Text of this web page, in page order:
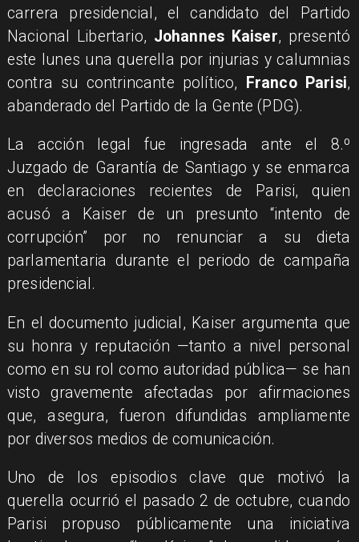
carrera presidencial, el candidato del Partido
Nacional Libertario, Johannes Kaiser, presentó
este lunes una querella por injurias y calumnias
contra su contrincante político,
Franco Parisi,
abanderado del Partido de la Gente (PDG).
La acción legal fue ingresada ante el 8.º
Juzgado de Garantía de Santiago y se enmarca
en declaraciones recientes de Parisi, quien
acusó a Kaiser de un presunto “intento de
corrupción” por no renunciar a su dieta
parlamentaria durante el periodo de campaña
presidencial.
En el documento judicial, Kaiser argumenta que
su honra y reputación —tanto a nivel personal
como en su rol como autoridad pública— se han
visto gravemente afectadas por afirmaciones
que, asegura, fueron difundidas ampliamente
por diversos medios de comunicación.
Uno de los episodios clave que motivó la
querella ocurrió el pasado 2 de octubre, cuando
Parisi propuso públicamente una iniciativa